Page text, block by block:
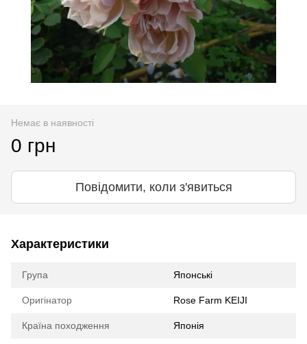
Немає в наявності
0 грн
Повідомити, коли з'явиться
Характеристики
Група Японські
Оригінатор Rose Farm KEIJI
Країна походження Японія